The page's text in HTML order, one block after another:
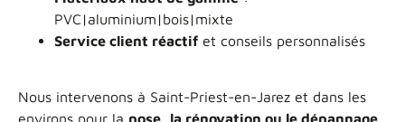
PVC|aluminium|bois|mixte
Service client réactif et conseils personnalisés
Nous intervenons à Saint-Priest-en-Jarez et dans les
environs pour la pose, la rénovation ou le dépannage